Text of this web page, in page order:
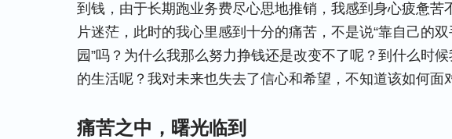
到钱，由于长期跑业务费尽心思地推销，我感到身心疲惫苦
片迷茫，此时的我心里感到十分的痛苦，不是说“靠自己的
园”吗？为什么我那么努力挣钱还是改变不了呢？到什么时
的生活呢？我对未来也失去了信心和希望，不知道该如何面
痛苦之中，曙光临到